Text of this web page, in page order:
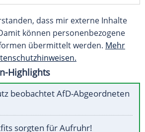
dass mir externe Inhalte
können personenbezogene
übermittelt werden. Mehr
Highlights
beobachtet AfD-Abgeordneten
sorgten für Aufruhr!